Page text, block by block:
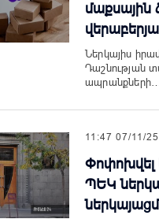
մաքսային
Ներկայիս
Դաշնության
11:47 07/11/25
Փոփոխվել
ՊԵԿ